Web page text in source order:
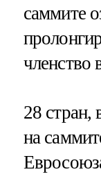
саммите
членство
28 стран,
на